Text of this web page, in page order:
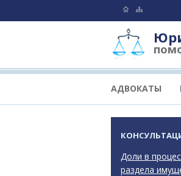
АДВОКАТЫ
Доли в
раздела